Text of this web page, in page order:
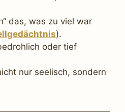
das, was zu viel war
).
oder tief
nur seelisch, sondern